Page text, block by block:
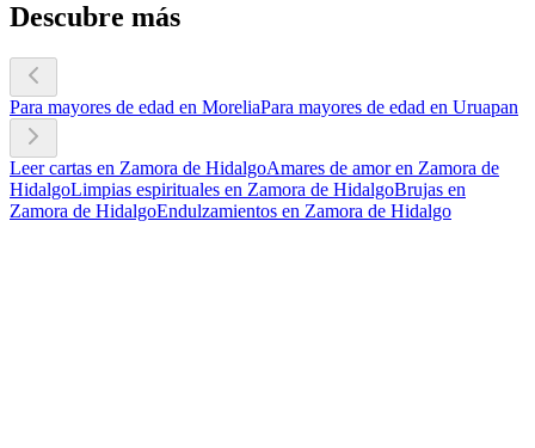
Descubre más
Para mayores de edad en MoreliaPara mayores de edad en Uruapan
Leer cartas en Zamora de HidalgoAmares de amor en Zamora de
HidalgoLimpias espirituales en Zamora de HidalgoBrujas en
Zamora de HidalgoEndulzamientos en Zamora de Hidalgo